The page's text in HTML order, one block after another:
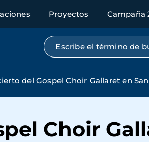
Proyectos Campaña
Búsqueda por texto
del Gospel Choir Gallaret en
Choir